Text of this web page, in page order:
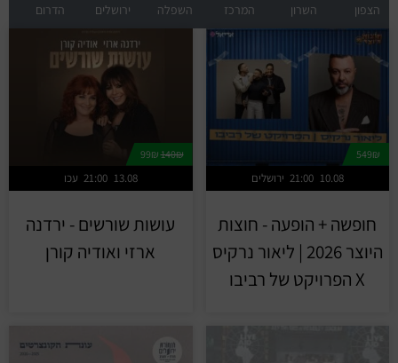
הצפון
השרון
המרכז
השפלה
ירושלים
הדרום
549₪
ירושלים 21:00 10.08
חופשה + הופעה - חוצות
היוצר 2026 | ליאור נרקיס
X הפרויקט של רביבו
140₪
99₪
עכו 21:00 13.08
עושות שורשים - ירדנה
ארזי ואודיה קורן